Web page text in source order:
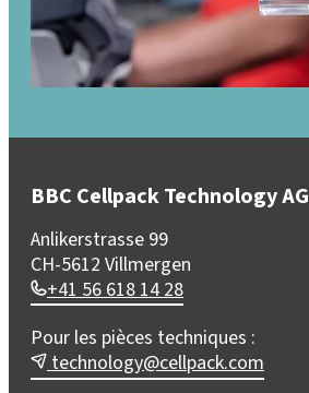
BBC Cellpack Technology AG
Anlikerstrasse 99
CH-5612 Villmergen
+41 56 618 14 28
Pour les pièces techniques :
technology@cellpack.com